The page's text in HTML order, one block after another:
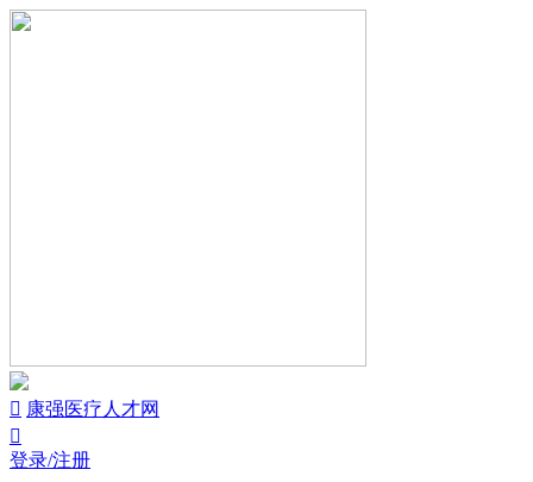
 康强医疗人才网

登录/注册